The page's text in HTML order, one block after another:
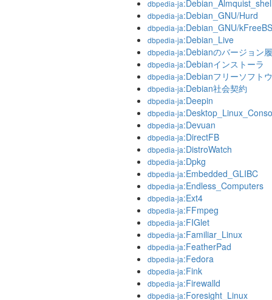
dbpedia-ja
dbpedia-ja:Debian_GNU/Hurd
dbpedia-ja:Debian_GNU/
dbpedia-ja:Debian_Live
dbpedia-ja:Debianのバージョン
dbpedia-ja:Debianインストーラ
dbpedia-ja:Debianフリーソフト
dbpedia-ja:Debian社会契約
dbpedia-ja:Deepin
dbpedia-ja
dbpedia-ja:Devuan
dbpedia-ja:DirectFB
dbpedia-ja:DistroWatch
dbpedia-ja:Dpkg
dbpedia-ja:Embedded_GLIBC
dbpedia-ja:Endless_Computers
dbpedia-ja:Ext4
dbpedia-ja:FFmpeg
dbpedia-ja:FIGlet
dbpedia-ja:Familiar_Linux
dbpedia-ja:FeatherPad
dbpedia-ja:Fedora
dbpedia-ja:Fink
dbpedia-ja:Firewalld
dbpedia-ja:Foresight_Linux